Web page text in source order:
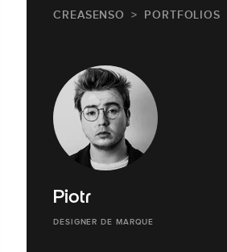
CREASENSO PORTFOLIOS
Piotr
DESIGNER DE MARQUE